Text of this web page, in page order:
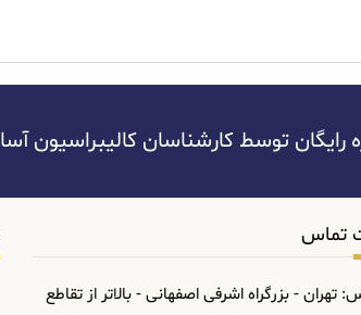
توسط کارشناسان کالیبراسیون آسا: 44445009-21-
تماس
تهران - بزرگراه اشرفی اصفهانی - بالاتر از تقاطع